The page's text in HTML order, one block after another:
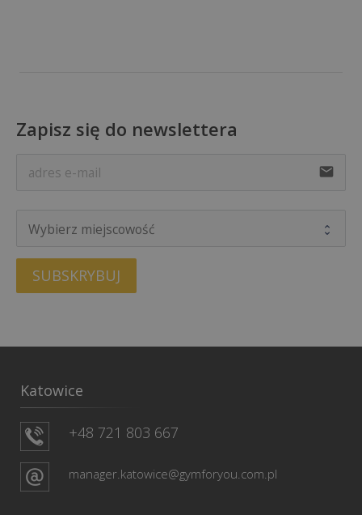
Zapisz się do newslettera
email
SUBSKRYBUJ
Katowice
+48 721 803 667
manager.katowice@gymforyou.com.pl